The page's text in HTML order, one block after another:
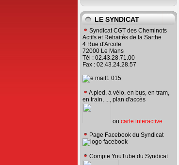
LE SYNDICAT
Syndicat CGT des Cheminots
Actifs et Retraités de la Sarthe
4 Rue d'Arcole
72000 Le Mans
Tél : 02.43.28.71.00
Fax : 02.43.24.28.57
A pied, à vélo, en bus, en tram,
en train, ..., plan d'accès
ou carte interactive
Page Facebook du Syndicat
Compte YouTube du Syndicat